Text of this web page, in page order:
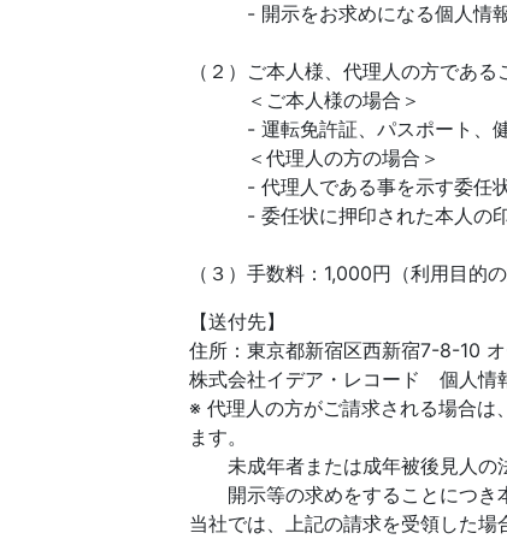
- 開示をお求めになる個人情報
（２）ご本人様、代理人の方であ
＜ご本人様の場合＞
- 運転免許証、パスポート、健
＜代理人の方の場合＞
- 代理人である事を示す委任状
- 委任状に押印された本人の印
（３）手数料：1,000円（利用目的
【送付先】
住所：東京都新宿区西新宿7-8-10
株式会社イデア・レコード 個人情
※ 代理人の方がご請求される場合は
ます。
未成年者または成年被後見人の
開示等の求めをすることにつき
当社では、上記の請求を受領した